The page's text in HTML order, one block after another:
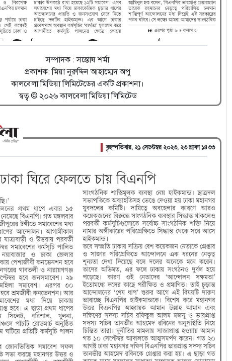
সম্পাদক : সন্তোষ শর্মা
প্রকাশক: মিয়া নুরুদ্দিন আহাম্মেদ অপু
কালবেলা মিডিয়া লিমিটেডের একটি প্রকাশনা।
স্বত্ব © ২০২৬ কালবেলা মিডিয়া লিমিটেড
বৃহস্পতিবার, ২১ সেপ্টেম্বর ২০২৩, ২৩ শ্রাবণ ১৪৩৩